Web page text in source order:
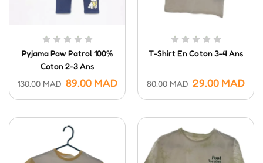
Pyjama Paw Patrol 100%
Coton 2-3 Ans
130.00MAD 89.00 MAD
T-Shirt En Coton 3-4 Ans
80.00MAD 29.00 MAD